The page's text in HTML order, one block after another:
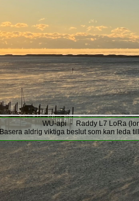
WU-api - Raddy L7 LoRa
Basera aldrig viktiga beslut som kan leda